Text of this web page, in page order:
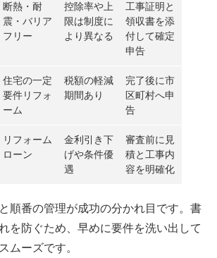
断熱・耐
震・バリア
フリー
控除率や上
限は制度に
より異なる
工事証明と
領収書を添
付して確定
申告
住宅の一定
要件リフォ
ーム
税額の軽減
期間あり
完了後に市
区町村へ申
告
リフォーム
ローン
金利引き下
げや条件優
遇
審査前に見
積と工事内
容を明確化
順番の管理が成功の分かれ目です。書
を防ぐため、早めに要件を洗い出して
ムーズです。